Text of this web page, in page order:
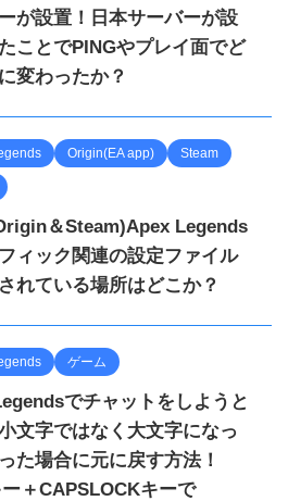
が設置！日本サーバーが設
ことでPINGやプレイ面でど
変わったか？
Origin(EA app) Steam
＆Steam)Apex Legends
ィック関連の設定ファイル
れている場所はどこか？
ゲーム
でチャットをしようと
文字ではなく大文字になっ
た場合に元に戻す方法！
＋CAPSLOCKキーで